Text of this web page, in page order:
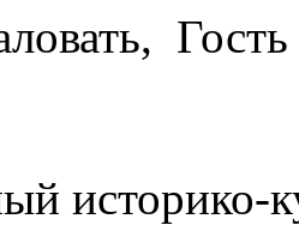
Гость
историко-